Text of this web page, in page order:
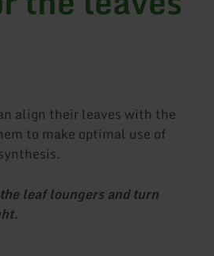
align their leaves with the
to make optimal use of
leaf loungers and turn